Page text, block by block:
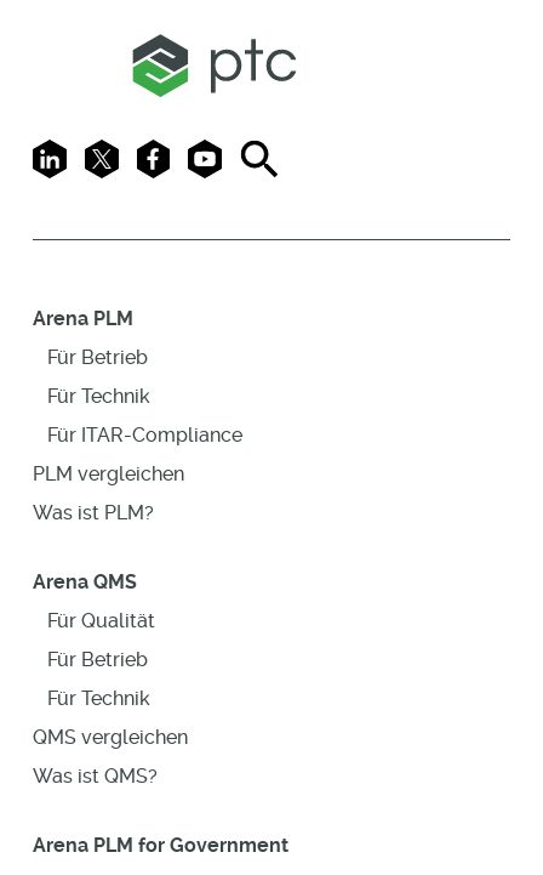
LinkedIn
X FacebookYoutubeSearch
Arena PLM
Für Betrieb
Für Technik
Für ITAR-Compliance
PLM vergleichen
Was ist PLM?
Arena QMS
Für Qualität
Für Betrieb
Für Technik
QMS vergleichen
Was ist QMS?
Arena PLM for Government